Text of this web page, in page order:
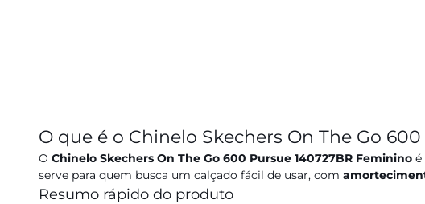
O que é o Chinelo Skechers On The Go
O Chinelo Skechers On The Go 600 Pursue 140727BR Feminino é
serve para quem busca um calçado fácil de usar, com
Resumo rápido do produto